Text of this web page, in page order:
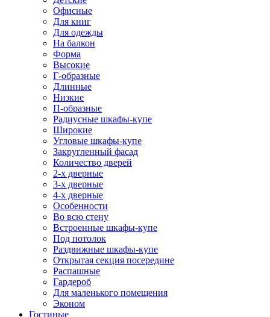
Офисные
Для книг
Для одежды
На балкон
Форма
Высокие
Г-образные
Длинные
Низкие
П-образные
Радиусные шкафы-купе
Широкие
Угловые шкафы-купе
Закругленный фасад
Количество дверей
2-х дверные
3-х дверные
4-х дверные
Особенности
Во всю стену
Встроенные шкафы-купе
Под потолок
Раздвижные шкафы-купе
Открытая секция посередине
Распашные
Гардероб
Для маленького помещения
Эконом
Гостиные